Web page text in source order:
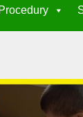
Procedury